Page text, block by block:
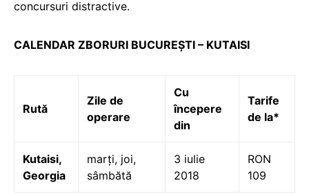
concursuri distractive.
CALENDAR ZBORURI BUCUREȘTI – KUTAISI
Rută
Zile de
operare
Cu
începere
din
Tarife
de la*
Kutaisi,
Georgia
marți, joi,
sâmbătă
3 iulie
2018
RON
109